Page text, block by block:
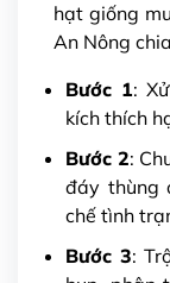
hạt giống
An Nông
Bước 1:
kích thích
Bước 2:
đáy thùng
chế tình
Bước 3: